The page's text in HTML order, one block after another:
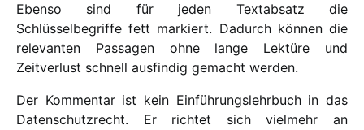
Ebenso sind für jeden Textabsatz die
Schlüsselbegriffe fett markiert. Dadurch können die
rele­van­ten Passagen ohne lange Lektüre und
Zeitverlust schnell ausfin­dig gemacht werden.
Der Kommentar ist kein Einführungslehrbuch in das
Datenschutzrecht. Er rich­tet sich viel­mehr an